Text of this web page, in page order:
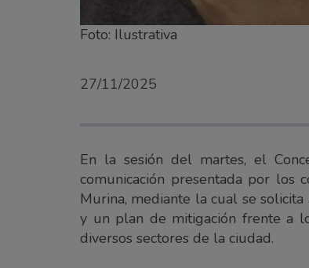
Foto: Ilustrativa
27/11/2025
En la sesión del martes, el
comunicación presentada por los
Murina, mediante la cual se
y un plan de mitigación frente a
diversos sectores de la ciudad.